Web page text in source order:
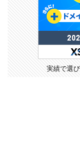
実績で選